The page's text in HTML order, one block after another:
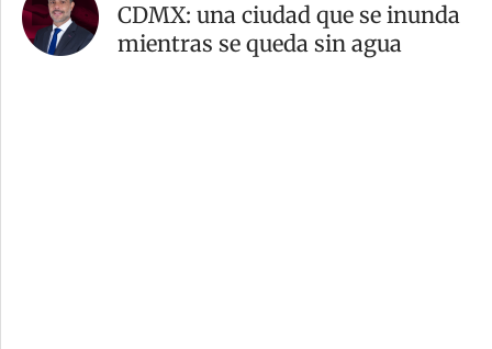
CDMX: una ciudad que se inunda
mientras se queda sin agua